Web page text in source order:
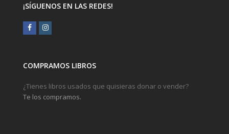
¡SÍGUENOS EN LAS REDES!
FacebookInstagram
COMPRAMOS LIBROS
¿Tienes libros usados que quisieras donar o vender?
Te los compramos.